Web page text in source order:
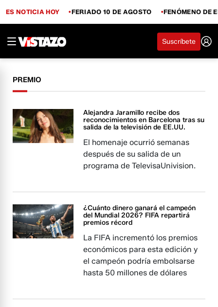
ES NOTICIA HOY FERIADO 10 DE AGOSTO FENÓMENO DE
Suscríbete
PREMIO
Alejandra Jaramillo recibe dos
reconocimientos en Barcelona tras su
salida de la televisión de EE.UU.
El homenaje ocurrió semanas
después de su salida de un
programa de TelevisaUnivision.
¿Cuánto dinero ganará el campeón
del Mundial 2026? FIFA repartirá
premios récord
La FIFA incrementó los premios
económicos para esta edición y
el campeón podría embolsarse
hasta 50 millones de dólares